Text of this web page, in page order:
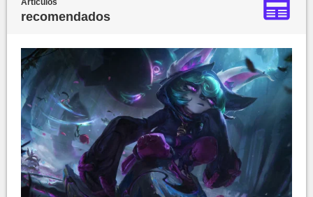
recomendados